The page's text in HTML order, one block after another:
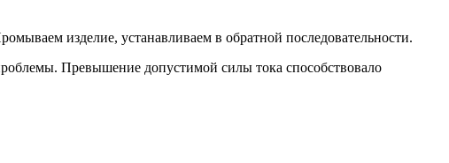
изделие, устанавливаем в обратной последовательности.
Превышение допустимой силы тока способствовало